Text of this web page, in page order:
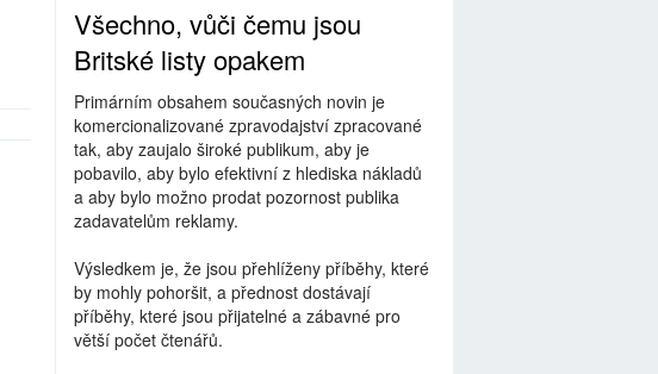
Všechno, vůči čemu jsou
Britské listy opakem
Primárním obsahem současných novin je
komercionalizované zpravodajství zpracované
tak, aby zaujalo široké publikum, aby je
pobavilo, aby bylo efektivní z hlediska nákladů
a aby bylo možno prodat pozornost publika
zadavatelům reklamy.
Výsledkem je, že jsou přehlíženy příběhy, které
by mohly pohoršit, a přednost dostávají
příběhy, které jsou přijatelné a zábavné pro
větší počet čtenářů.